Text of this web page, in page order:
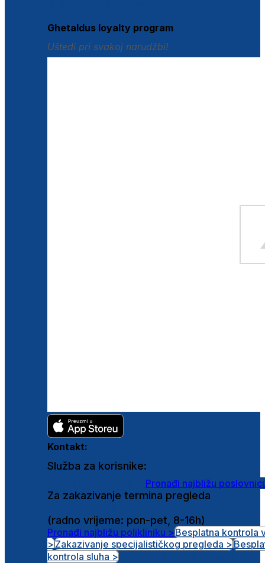
Ghetaldus loyalty program
Uštedi pri svakoj narudžbi!
Kontakt:
Služba za korisnike:
Pronađi najbližu
Za zakazivanje termina pregleda
(radno vrijeme: pon-pet, 8-16h)
Pronađi najbližu polikliniku >Besplatna kontrola
>Zakazivanje specijalističkog pregleda >
kontrola sluha >